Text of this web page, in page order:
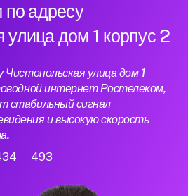
по адресу
улица дом 1 корпус 2
Чистопольская улица дом 1
интернет Ростелеком,
стабильный сигнал
и высокую скорость
493